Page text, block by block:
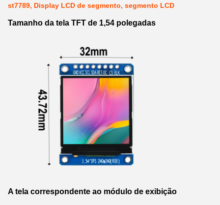
st7789, Display LCD de segmento, segmento LCD
Tamanho da tela TFT de 1,54 polegadas
A tela correspondente ao módulo de exibição